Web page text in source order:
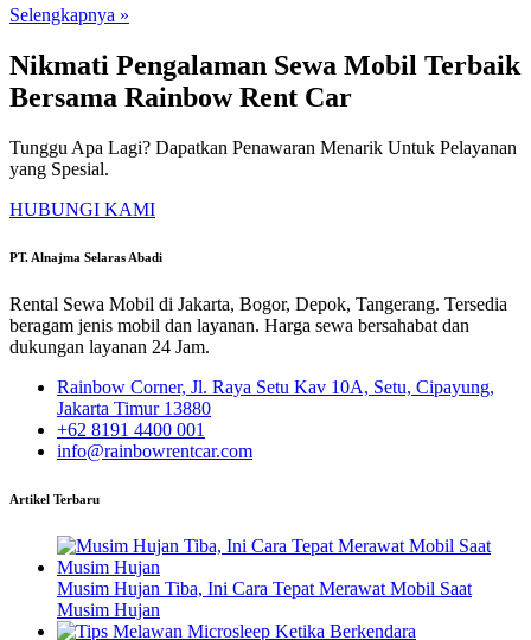
Selengkapnya »
Nikmati Pengalaman Sewa Mobil Terbaik
Bersama Rainbow Rent Car
Tunggu Apa Lagi? Dapatkan Penawaran Menarik Untuk Pelayanan
yang Spesial.
HUBUNGI KAMI
PT. Alnajma Selaras Abadi
Rental Sewa Mobil di Jakarta, Bogor, Depok, Tangerang. Tersedia
beragam jenis mobil dan layanan. Harga sewa bersahabat dan
dukungan layanan 24 Jam.
Rainbow Corner, Jl. Raya Setu Kav 10A, Setu, Cipayung,
Jakarta Timur 13880
+62 8191 4400 001
info@rainbowrentcar.com
Artikel Terbaru
Musim Hujan Tiba, Ini Cara Tepat Merawat Mobil Saat
Musim Hujan